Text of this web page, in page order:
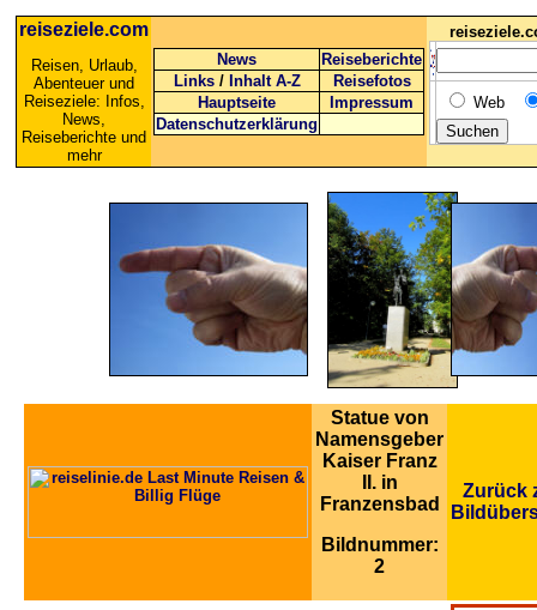
reiseziele.com
Reisen, Urlaub,
Abenteuer und
Reiseziele: Infos,
News,
Reiseberichte und
mehr
News
Reiseberichte
Links / Inhalt A-Z
Reisefotos
Hauptseite
Impressum
Datenschutzerklärung
Web
Statue von
Namensgeber
Kaiser Franz
II. in
Franzensbad
Bildnummer:
2
Zurück